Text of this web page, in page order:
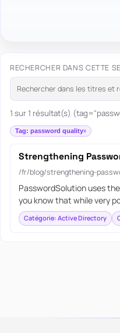
RECHERCHER DANS CETTE
1 sur 1 résultat(s)
Tag: password quality
Strengthening
/fr/blog/strengthening-
PasswordSolution uses
you know that while very
Catégorie: Active Directory